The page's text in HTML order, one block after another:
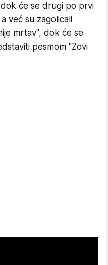
će se drugi po prvi
već su zagolicali
mrtav", dok će se
pesmom "Zovi